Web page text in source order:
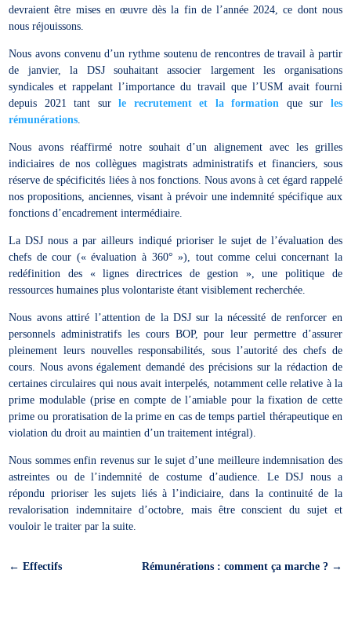
devraient être mises en œuvre dès la fin de l’année 2024, ce dont nous
nous réjouissons.
Nous avons convenu d’un rythme soutenu de rencontres de travail à partir
de janvier, la DSJ souhaitant associer largement les organisations
syndicales et rappelant l’importance du travail que l’USM avait fourni
depuis 2021 tant surle recrutement et la formation que sur les
rémunérations
Nous avons réaffirmé notre souhait d’un alignement avec les grilles
indiciaires de nos collègues magistrats administratifs et financiers, sous
réserve de spécificités liées à nos fonctions. Nous avons à cet égard rappelé
nos propositions, anciennes, visant à prévoir une indemnité spécifique aux
fonctions d’encadrement intermédiaire.
La DSJ nous a par ailleurs indiqué prioriser le sujet de l’évaluation des
chefs de cour (« évaluation à 360° »), tout comme celui concernant la
redéfinition des « lignes directrices de gestion », une politique de
ressources humaines plus volontariste étant visiblement recherchée.
Nous avons attiré l’attention de la DSJ sur la nécessité de renforcer en
personnels administratifs les cours BOP, pour leur permettre d’assurer
pleinement leurs nouvelles responsabilités, sous l’autorité des chefs de
cours. Nous avons également demandé des précisions sur la rédaction de
certaines circulaires qui nous avait interpelés, notamment celle relative à la
prime modulable (prise en compte de l’amiable pour la fixation de cette
prime ou proratisation de la prime en cas de temps partiel thérapeutique en
violation du droit au maintien d’un traitement intégral).
Nous sommes enfin revenus sur le sujet d’une meilleure indemnisation des
astreintes ou de l’indemnité de costume d’audience. Le DSJ nous a
répondu prioriser les sujets liés à l’indiciaire, dans la continuité de la
revalorisation indemnitaire d’octobre, mais être conscient du sujet et
vouloir le traiter par la suite.
←Effectifs Rémunérations : comment ça marche ?→